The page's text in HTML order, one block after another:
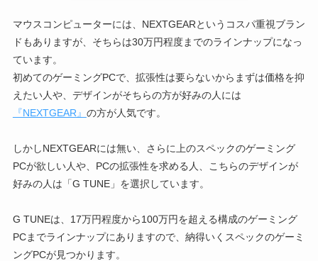
マウスコンピューターには、NEXTGEARというコスパ重視ブラン
ドもありますが、そちらは30万円程度までのラインナップになっ
ています。
初めてのゲーミングPCで、拡張性は要らないからまずは価格を抑
えたい人や、デザインがそちらの方が好みの人には
『NEXTGEAR』 の方が人気です。
しかしNEXTGEARには無い、さらに上のスペックのゲーミング
PCが欲しい人や、PCの拡張性を求める人、こちらのデザインが
好みの人は「G TUNE」を選択しています。
G TUNEは、17万円程度から100万円を超える構成のゲーミング
PCまでラインナップにありますので、納得いくスペックのゲーミ
ングPCが見つかります。